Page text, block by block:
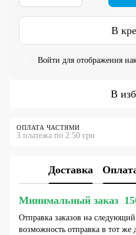
В
Войти для отображения
В
ОПЛАТА ЧАСТЯМИ
3 платежа по 2.50 грн
Доставка
Минимальный заказ
Отправка заказов на
возможность отправка в тот же